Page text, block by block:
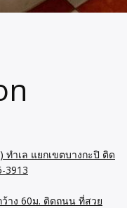
ทำเล แยกเขตบางกะปิ ติด
3913
าง 60ม. ติดถนน ที่สวย